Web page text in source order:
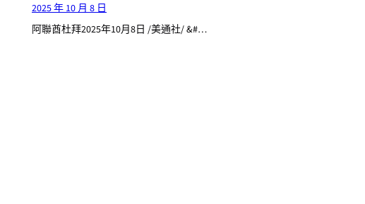
2025 年 10 月 8 日
阿聯酋杜拜2025年10月8日 /美通社/ &#…